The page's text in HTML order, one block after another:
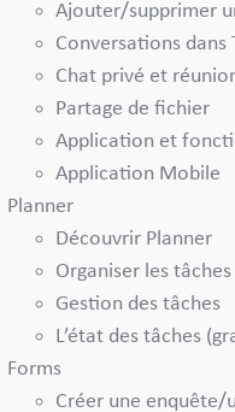
Ajouter/supprimer
Conversations dans
Chat privé et
Partage de fichier
Application et
Application Mobile
Planner
Découvrir Planner
Organiser les tâches
Gestion des tâches
L’état des tâches
Forms
Créer une enquête/